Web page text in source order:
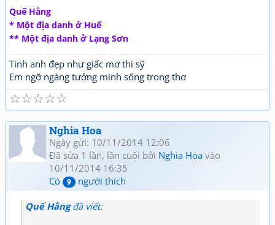
Quế Hằng
* Một địa danh ở Huế
** Một địa danh ở Lạng Sơn
Tình anh đẹp như giấc mơ thi sỹ
Em ngỡ ngàng tưởng mình sống trong thơ
☆
☆
☆
☆
☆
Nghia Hoa
Ngày gửi: 10/11/2014 12:06
Đã sửa 1 lần, lần cuối bởi Nghia Hoa vào
10/11/2014 16:35
Có
9 người thích
Quế Hằngđã viết: